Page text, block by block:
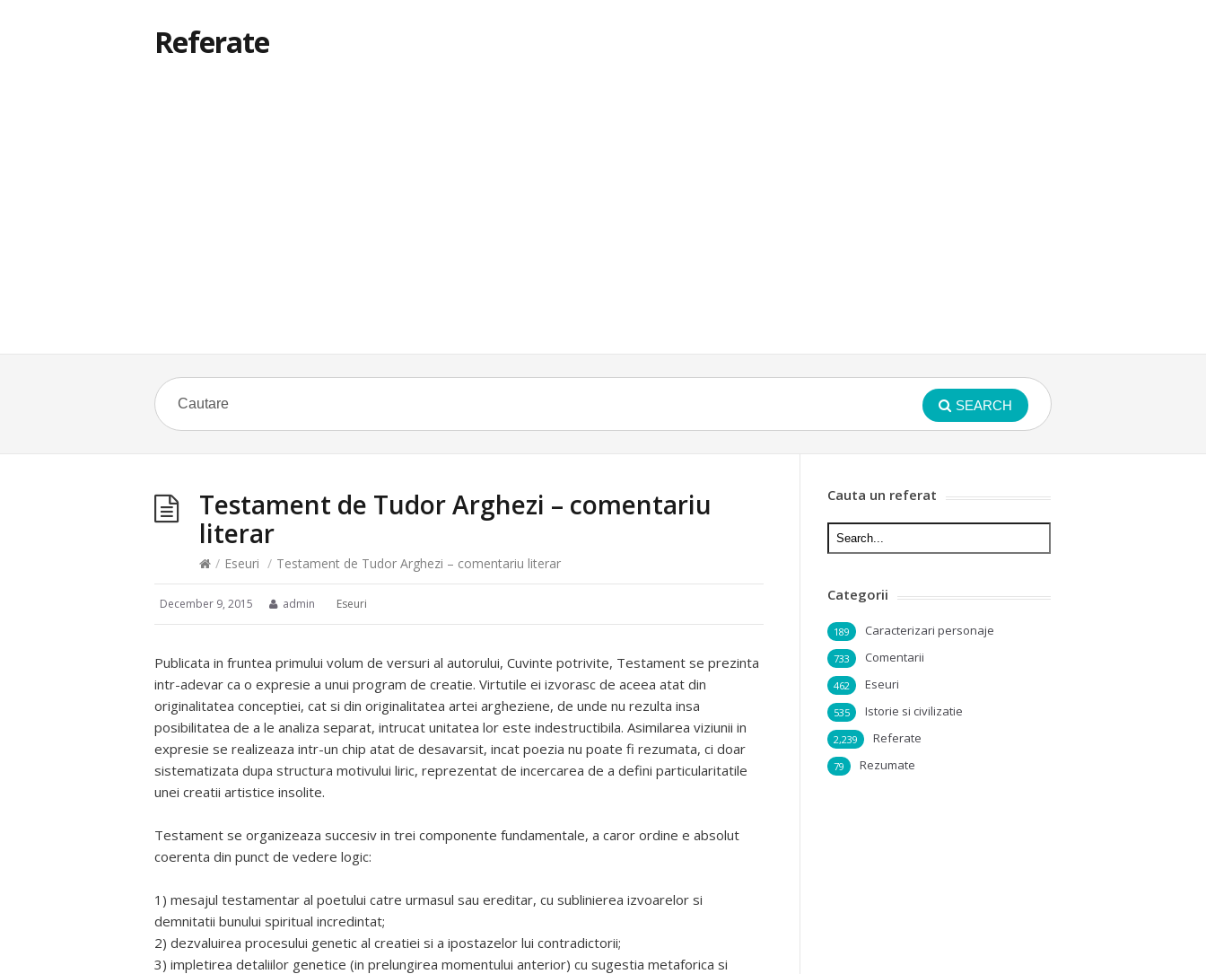
Referate
SEARCH
Testament de Tudor Arghezi – comentariu
literar
/ Eseuri / Testament de Tudor Arghezi – comentariu literar
December 9, 2015 admin Eseuri
Publicata in fruntea primului volum de versuri al autorului, Cuvinte potrivite, Testament se prezinta
intr-adevar ca o expresie a unui program de creatie. Virtutile ei izvorasc de aceea atat din
originalitatea conceptiei, cat si din originalitatea artei argheziene, de unde nu rezulta insa
posibilitatea de a le analiza separat, intrucat unitatea lor este indestructibila. Asimilarea viziunii in
expresie se realizeaza intr-un chip atat de desavarsit, incat poezia nu poate fi rezumata, ci doar
sistematizata dupa structura motivului liric, reprezentat de incercarea de a defini particularitatile
unei creatii artistice insolite.
Testament se organizeaza succesiv in trei componente fundamentale, a caror ordine e absolut
coerenta din punct de vedere logic:
1) mesajul testamentar al poetului catre urmasul sau ereditar, cu sublinierea izvoarelor si
demnitatii bunului spiritual incredintat;
2) dezvaluirea procesului genetic al creatiei si a ipostazelor lui contradictorii;
3) impletirea detaliilor genetice (in prelungirea momentului anterior) cu sugestia metaforica si
Cauta un referat
Categorii
Caracterizari personaje
189
Comentarii
733
Eseuri
462
Istorie si civilizatie
535
Referate
2,239
Rezumate
79